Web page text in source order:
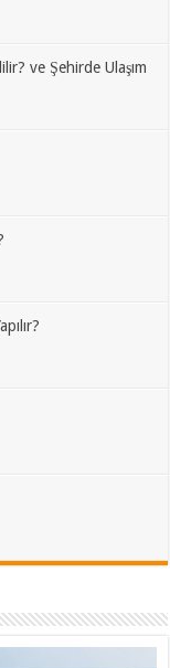
ve Şehirde Ulaşım